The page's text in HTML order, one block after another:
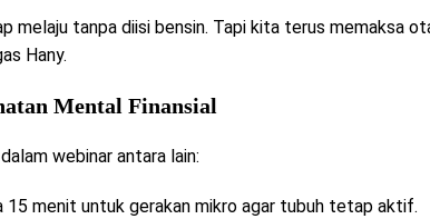
melaju tanpa diisi bensin. Tapi kita terus memaksa
Hany.
Mental Finansial
webinar antara lain:
15 menit untuk gerakan mikro agar tubuh tetap aktif.